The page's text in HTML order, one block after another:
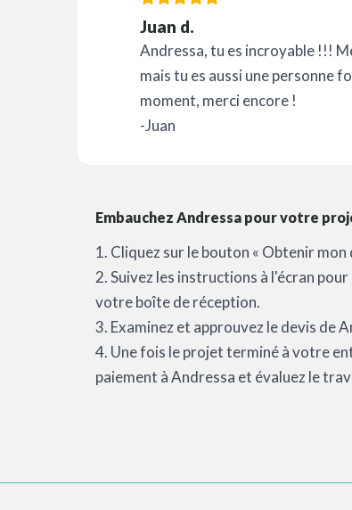
Juan d.
Andressa, tu es incroyable !!!
mais tu es aussi une personne
moment, merci encore !
-Juan
Embauchez Andressa pour votre
1. Cliquez sur le bouton « Obtenir
2. Suivez les instructions à l'écran
votre boîte de réception.
3. Examinez et approuvez le devis de
4. Une fois le projet terminé à votre
paiement à Andressa et évaluez le